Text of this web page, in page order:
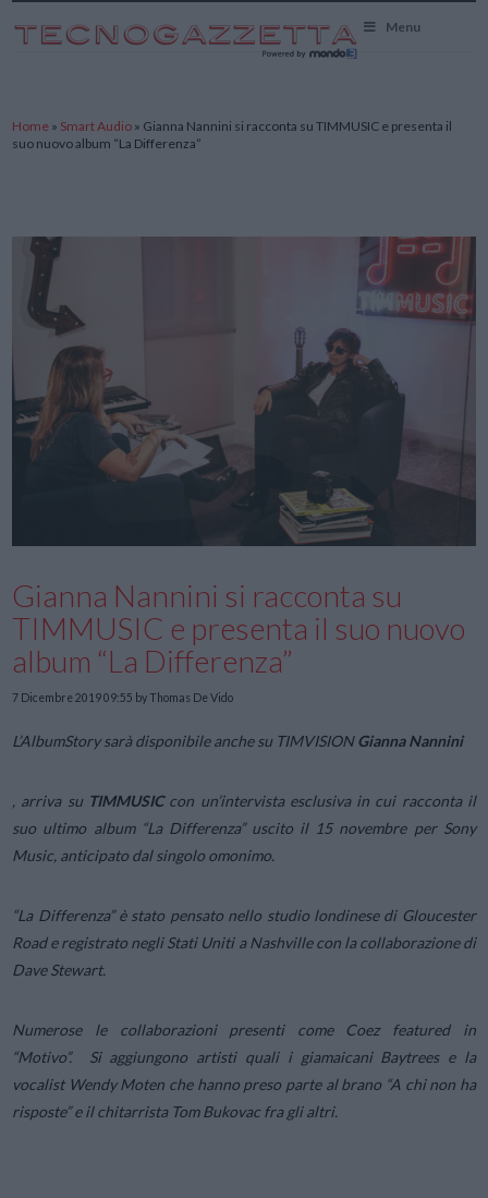
Menu
Home » Smart Audio » Gianna Nannini si racconta su TIMMUSIC e presenta il
suo nuovo album “La Differenza”
Gianna Nannini si racconta su
TIMMUSIC e presenta il suo nuovo
album “La Differenza”
7 Dicembre 2019 09:55 by Thomas De Vido
L’AlbumStory sarà disponibile anche su TIMVISIONGianna Nannini
, arriva su TIMMUSICcon un’intervista esclusiva in cui racconta il
suo ultimo album “La Differenza” uscito il 15 novembre per Sony
Music, anticipato dal singolo omonimo.
“La Differenza” è stato pensato nello studio londinese di Gloucester
Road e registrato negli Stati Uniti a Nashville con la collaborazione di
Dave Stewart.
Numerose le collaborazioni presenti come Coez featured in
“Motivo”. Si aggiungono artisti quali i giamaicani Baytrees e la
vocalist Wendy Moten che hanno preso parte al brano “A chi non ha
risposte” e il chitarrista Tom Bukovac fra gli altri.